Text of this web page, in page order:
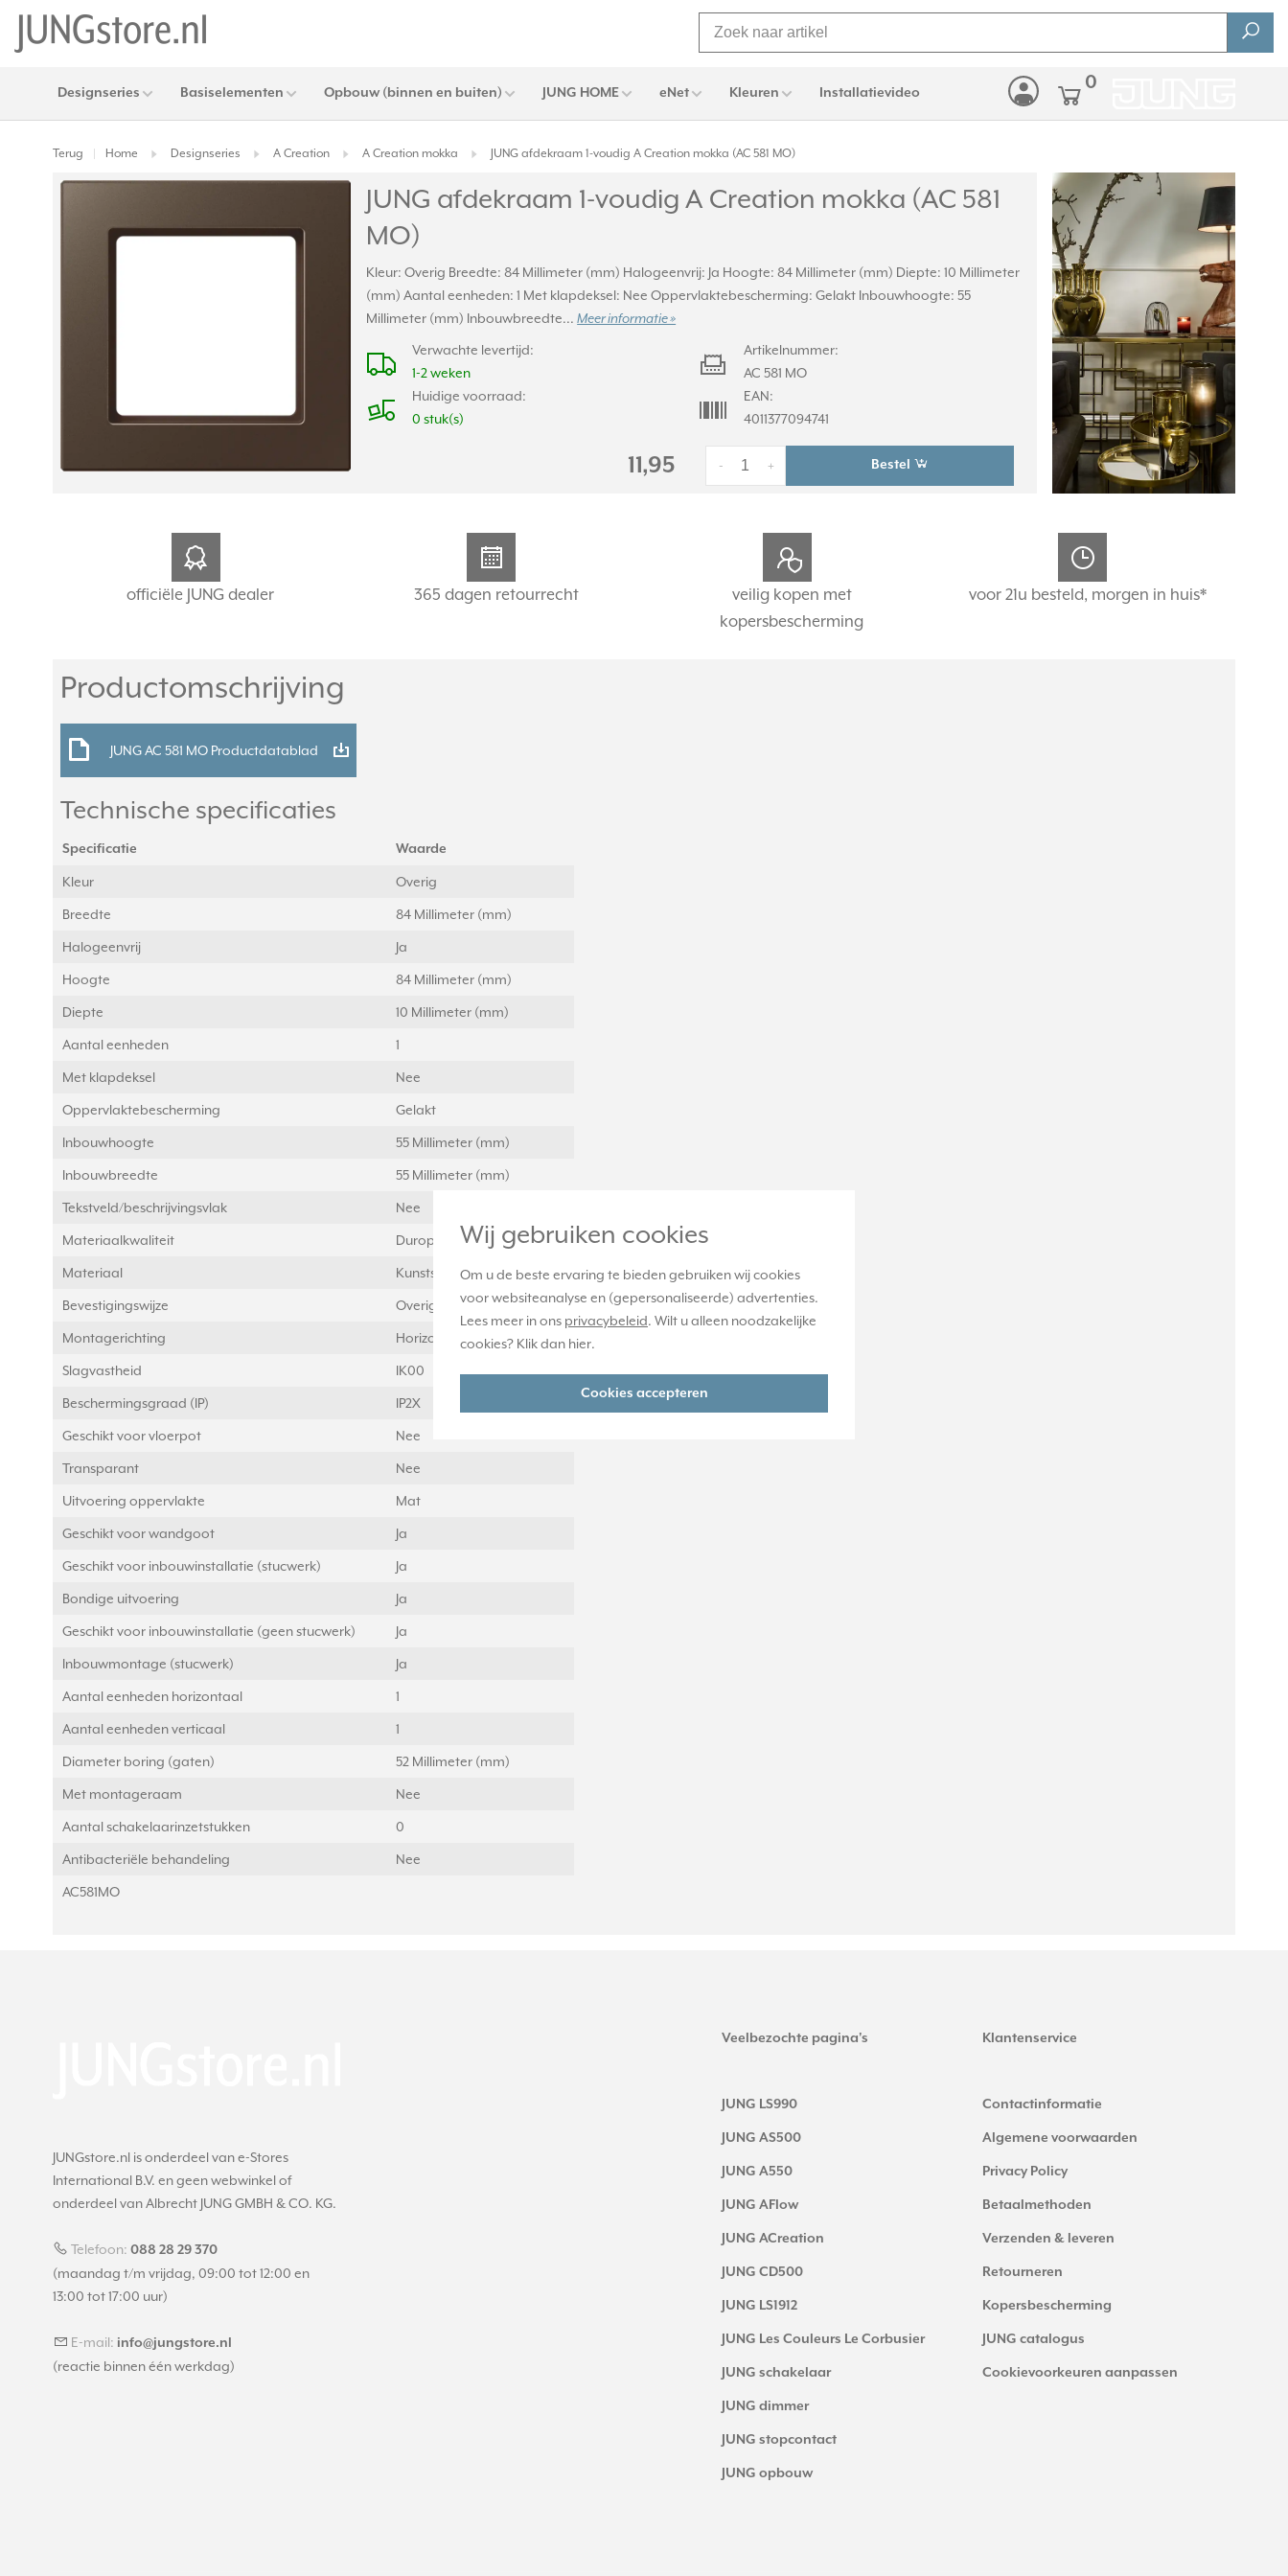
Wij gebruiken cookies
Om u de beste ervaring te bieden gebruiken wij cookies
voor websiteanalyse en (gepersonaliseerde) advertenties.
Lees meer in ons privacybeleid. Wilt u alleen noodzakelijke
cookies? Klik dan hier.
Cookies accepteren
Designseries Basiselementen Opbouw (binnen en buiten) JUNG HOME eNet Kleuren Installatievideo 0
Terug Home Designseries A Creation A Creation mokka JUNG afdekraam 1-voudig A Creation mokka (AC 581 MO)
JUNG afdekraam 1-voudig A Creation mokka (AC 581
MO)
Kleur: Overig Breedte: 84 Millimeter (mm) Halogeenvrij: Ja Hoogte: 84 Millimeter (mm) Diepte: 10 Millimeter
(mm) Aantal eenheden: 1 Met klapdeksel: Nee Oppervlaktebescherming: Gelakt Inbouwhoogte: 55
Millimeter (mm) Inbouwbreedte...Meer informatie »
Verwachte levertijd:
1-2 weken
Huidige voorraad:
0 stuk(s)
Artikelnummer:
AC 581 MO
EAN:
4011377094741
11,95 +
- Bestel
officiële JUNG dealer 365 dagen retourrecht
veilig kopen met
kopersbescherming
voor 21u besteld, morgen in huis*
Productomschrijving
JUNG AC 581 MO Productdatablad
Technische specificaties
Specificatie Waarde
Kleur Overig
Breedte 84 Millimeter (mm)
Halogeenvrij Ja
Hoogte 84 Millimeter (mm)
Diepte 10 Millimeter (mm)
Aantal eenheden 1
Met klapdeksel Nee
Oppervlaktebescherming Gelakt
Inbouwhoogte 55 Millimeter (mm)
Inbouwbreedte 55 Millimeter (mm)
Tekstveld/beschrijvingsvlak Nee
Materiaalkwaliteit Duroplast
Materiaal Kunststof
Bevestigingswijze Overig
Montagerichting Horizontaal en verticaal
Slagvastheid IK00
Beschermingsgraad (IP) IP2X
Geschikt voor vloerpot Nee
Transparant Nee
Uitvoering oppervlakte Mat
Geschikt voor wandgoot Ja
Geschikt voor inbouwinstallatie (stucwerk) Ja
Bondige uitvoering Ja
Geschikt voor inbouwinstallatie (geen stucwerk) Ja
Inbouwmontage (stucwerk) Ja
Aantal eenheden horizontaal 1
Aantal eenheden verticaal 1
Diameter boring (gaten) 52 Millimeter (mm)
Met montageraam Nee
Aantal schakelaarinzetstukken 0
Antibacteriële behandeling Nee
AC581MO
JUNGstore.nl is onderdeel van e-Stores
International B.V. en geen webwinkel of
onderdeel van Albrecht JUNG GMBH & CO. KG.
Telefoon: 088 28 29 370
(maandag t/m vrijdag, 09:00 tot 12:00 en
13:00 tot 17:00 uur)
E-mail: info@jungstore.nl
(reactie binnen één werkdag)
Veelbezochte pagina's
JUNG LS990
JUNG AS500
JUNG A550
JUNG AFlow
JUNG ACreation
JUNG CD500
JUNG LS1912
JUNG Les Couleurs Le Corbusier
JUNG schakelaar
JUNG dimmer
JUNG stopcontact
JUNG opbouw
Klantenservice
Contactinformatie
Algemene voorwaarden
Privacy Policy
Betaalmethoden
Verzenden & leveren
Retourneren
Kopersbescherming
JUNG catalogus
Cookievoorkeuren aanpassen